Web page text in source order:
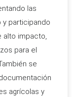
las
y participando
alto impacto,
para el
se
agrícolas y